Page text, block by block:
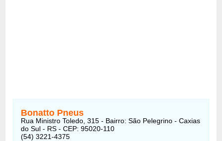
Bonatto Pneus
Rua Ministro Toledo, 315 - Bairro: São Pelegrino - Caxias
do Sul - RS - CEP: 95020-110
(54) 3221-4375